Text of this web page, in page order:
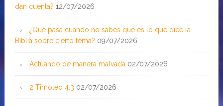
dan cuenta? 12/07/2026
¿Qué pasa cuando no sabes qué es lo que dice la
Biblia sobre cierto tema? 09/07/2026
Actuando de manera malvada 02/07/2026
2 Timoteo 4:3 02/07/2026